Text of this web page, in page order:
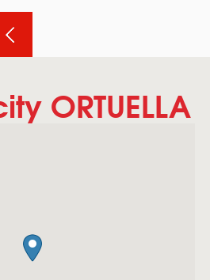
ORTUELLA